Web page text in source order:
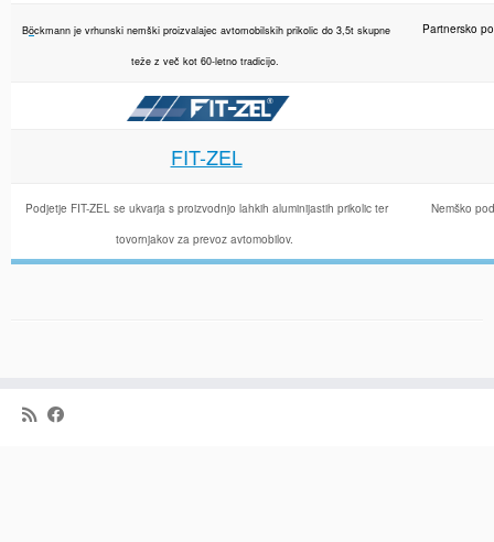
Böckmann je vrhunski nemški proizvalajec avtomobilskih prikolic do 3,5t skupne
teže z več kot 60-letno tradicijo.
Partnersko
FIT-ZEL
Podjetje FIT-ZEL se ukvarja s proizvodnjo lahkih aluminijastih prikolic ter
tovornjakov za prevoz avtomobilov.
Nemško